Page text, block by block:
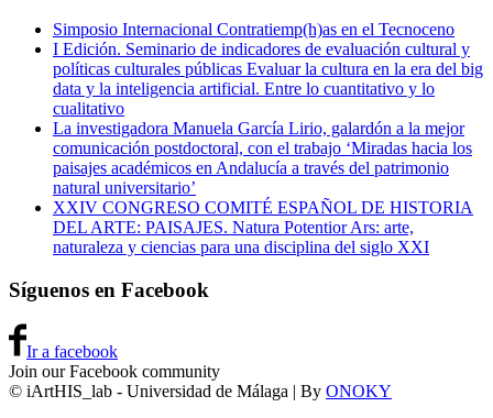
Simposio Internacional Contratiemp(h)as en el Tecnoceno
I Edición. Seminario de indicadores de evaluación cultural y
políticas culturales públicas Evaluar la cultura en la era del big
data y la inteligencia artificial. Entre lo cuantitativo y lo
cualitativo
La investigadora Manuela García Lirio, galardón a la mejor
comunicación postdoctoral, con el trabajo ‘Miradas hacia los
paisajes académicos en Andalucía a través del patrimonio
natural universitario’
XXIV CONGRESO COMITÉ ESPAÑOL DE HISTORIA
DEL ARTE: PAISAJES. Natura Potentior Ars: arte,
naturaleza y ciencias para una disciplina del siglo XXI
Síguenos en Facebook
Ir a facebook
Join our Facebook community
© iArtHIS_lab - Universidad de Málaga | By ONOKY